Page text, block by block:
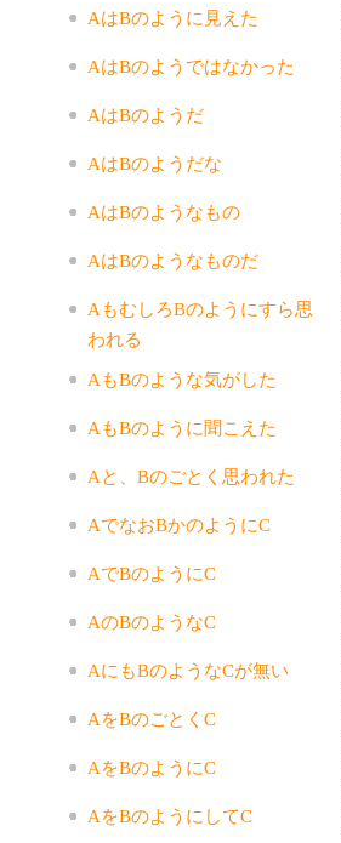
AはBのように見えた
AはBのようではなかった
AはBのようだ
AはBのようだな
AはBのようなもの
AはBのようなものだ
AもむしろBのようにすら思
われる
AもBのような気がした
AもBのように聞こえた
Aと、Bのごとく思われた
AでなおBかのようにC
AでBのようにC
AのBのようなC
AにもBのようなCが無い
AをBのごとくC
AをBのようにC
AをBのようにしてC